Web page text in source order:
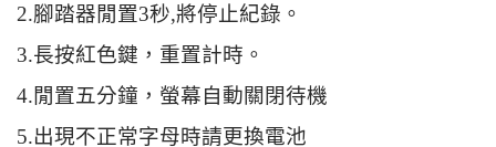
2.腳踏器閒置3秒,將停止紀錄。
3.長按紅色鍵，重置計時。
4.閒置五分鐘，螢幕自動關閉待機
5.出現不正常字母時請更換電池